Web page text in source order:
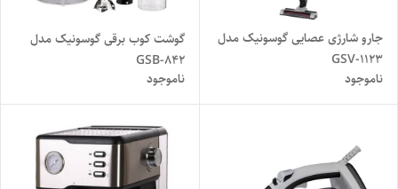
جارو شارژی عصایی گوسونیک مدل
GSV-1123
ناموجود
گوشت کوب برقی گوسونیک مدل
GSB-842
ناموجود